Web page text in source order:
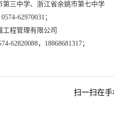
第三中学、浙江省余姚市第七中学
62970031；
程管理有限公司
62820088，18868681317；
扫一扫在